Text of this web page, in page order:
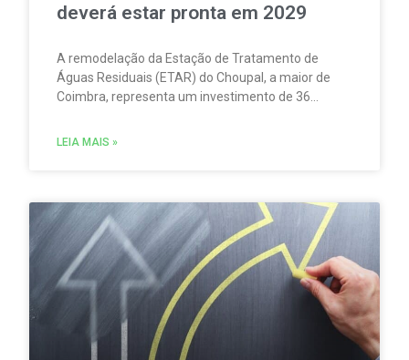
deverá estar pronta em 2029
A remodelação da Estação de Tratamento de
Águas Residuais (ETAR) do Choupal, a maior de
Coimbra, representa um investimento de 36
concluída em 2029.
LEIA MAIS »